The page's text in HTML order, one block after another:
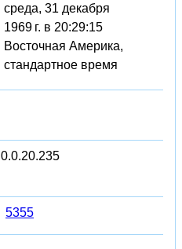
среда, 31 декабря
1969 г. в 20:29:15
Восточная Америка,
стандартное время
0.0.20.235
5355